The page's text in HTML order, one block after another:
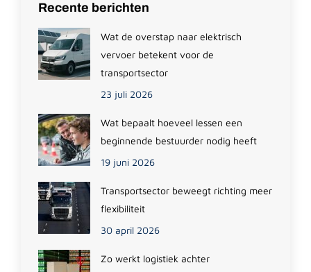
Recente berichten
Wat de overstap naar elektrisch
vervoer betekent voor de
transportsector
23 juli 2026
Wat bepaalt hoeveel lessen een
beginnende bestuurder nodig heeft
19 juni 2026
Transportsector beweegt richting meer
flexibiliteit
30 april 2026
Zo werkt logistiek achter